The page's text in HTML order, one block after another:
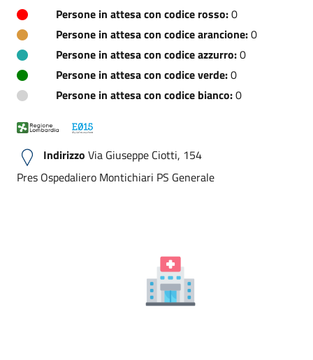
Persone in attesa con codice rosso:0
Persone in attesa con codice arancione:0
Persone in attesa con codice azzurro:0
Persone in attesa con codice verde:0
Persone in attesa con codice bianco:0
Indirizzo Via Giuseppe Ciotti, 154
Pres Ospedaliero Montichiari PS Generale